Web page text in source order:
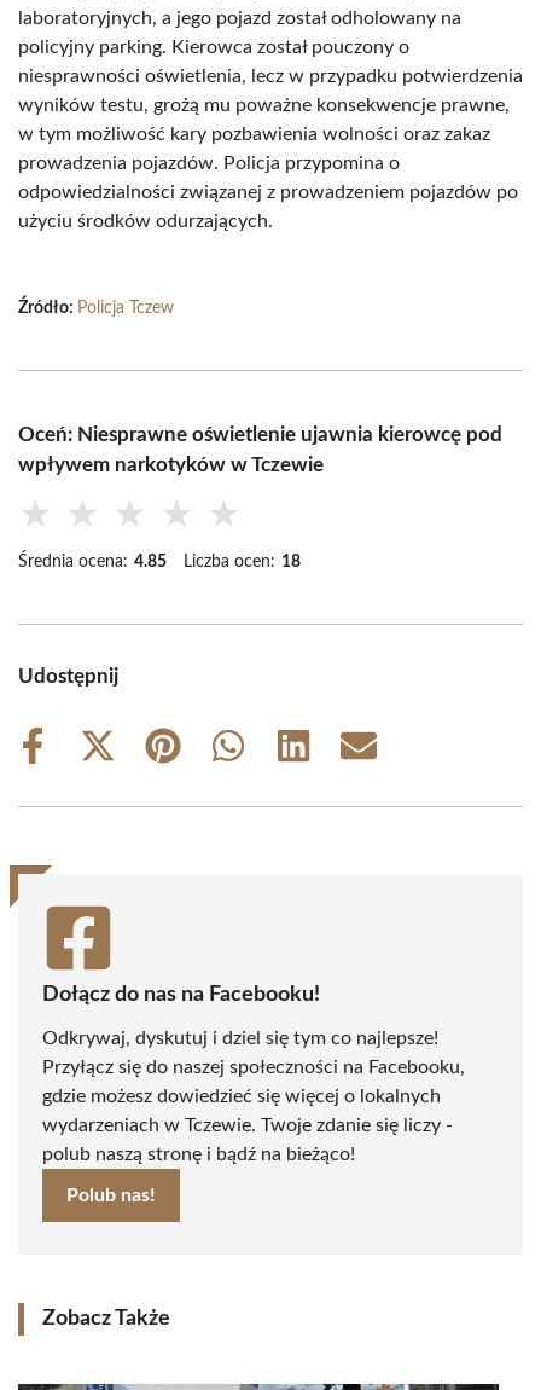
laboratoryjnych, a jego pojazd został odholowany na
policyjny parking. Kierowca został pouczony o
niesprawności oświetlenia, lecz w przypadku potwierdzenia
wyników testu, grożą mu poważne konsekwencje prawne,
w tym możliwość kary pozbawienia wolności oraz zakaz
prowadzenia pojazdów. Policja przypomina o
odpowiedzialności związanej z prowadzeniem pojazdów po
użyciu środków odurzających.
Źródło: Policja Tczew
Oceń: Niesprawne oświetlenie ujawnia kierowcę pod
wpływem narkotyków w Tczewie
★ ★ ★ ★ ★
Średnia ocena: 4.85 Liczba ocen: 18
Udostępnij
Share
Share
(Twitter)
Share
Share
Share
Share
Dołącz do nas na Facebooku!
Odkrywaj, dyskutuj i dziel się tym co najlepsze!
Przyłącz się do naszej społeczności na Facebooku,
gdzie możesz dowiedzieć się więcej o lokalnych
wydarzeniach w Tczewie. Twoje zdanie się liczy -
polub naszą stronę i bądź na bieżąco!
Polub nas!
Zobacz Także